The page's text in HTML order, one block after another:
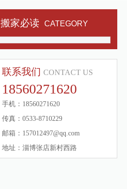
搬家必读 CATEGORY
联系我们 CONTACT US
18560271620
手机：18560271620
传真：0533-8710229
邮箱：157012497@qq.com
地址：淄博张店新村西路